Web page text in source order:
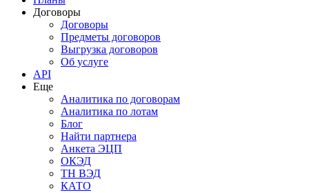
Договоры
Договоры
Предметы договоров
Выгрузка договоров
Об услуге
API
Еще
Аналитика по договорам
Аналитика по лотам
Блог
Найти партнера
Анкета ЭЦП
ОКЭД
ТН ВЭД
КАТО